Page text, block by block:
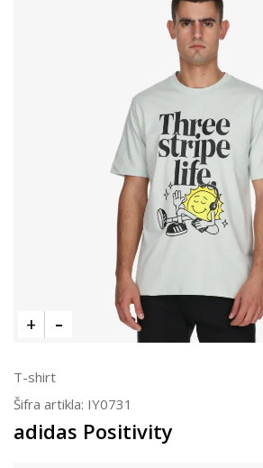
T-shirt
Šifra artikla: IY0731
adidas Positivity